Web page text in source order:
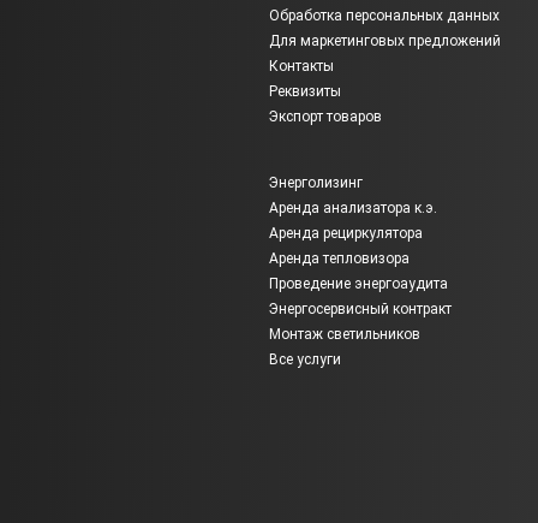
Обработка персональных данных
Для маркетинговых предложений
Контакты
Реквизиты
Экспорт товаров
Энерголизинг
Аренда анализатора к.э.
Аренда рециркулятора
Аренда тепловизора
Проведение энергоаудита
Энергосервисный контракт
Монтаж светильников
Все услуги